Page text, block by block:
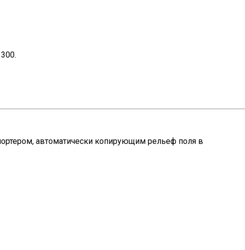
автоматически копирующим рельеф поля в